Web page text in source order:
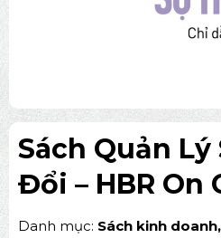
Sách Quản Lý
Đổi – HBR On
Management
Danh mục: Sách kinh doanh,